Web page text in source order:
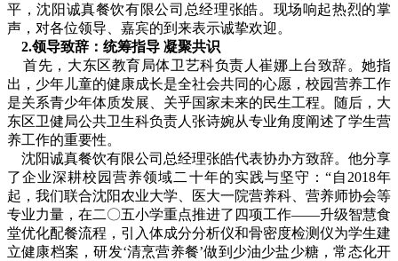
平，沈阳诚真餐饮有限公司总经理张皓。现场响起热烈的掌
声，对各位领导、嘉宾的到来表示诚挚欢迎。
2.领导致辞：统筹指导 凝聚共识
首先，大东区教育局体卫艺科负责人崔娜上台致辞。她指
出，少年儿童的健康成长是全社会共同的心愿，校园营养工作
是关系青少年体质发展、关乎国家未来的民生工程。随后，大
东区卫健局公共卫生科负责人张诗婉从专业角度阐述了学生营
养工作的重要性。
沈阳诚真餐饮有限公司总经理张皓代表协办方致辞。他分享
了企业深耕校园营养领域二十年的实践与坚守：“自2018年
起，我们联合沈阳农业大学、医大一院营养科、营养师协会等
专业力量，在二〇五小学重点推进了四项工作——升级智慧食
堂优化配餐流程，引入体成分分析仪和骨密度检测仪为学生建
立健康档案，研发‘清烹营养餐’做到少油少盐少糖，常态化开